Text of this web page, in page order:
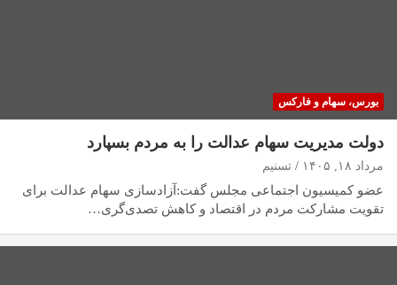
بورس، سهام و فارکس
دولت مدیریت سهام عدالت را به مردم بسپارد
مرداد ۱۸, ۱۴۰۵ تسنیم
عضو کمیسیون اجتماعی مجلس گفت:آزادسازی سهام عدالت برای
تقویت مشارکت مردم در اقتصاد و کاهش تصدی‌گری…